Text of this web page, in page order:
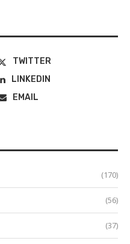
TWITTER
LINKEDIN
EMAIL
(170)
(56)
(37)